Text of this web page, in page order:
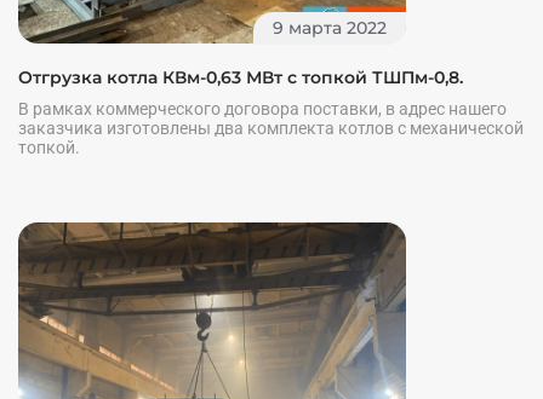
9 марта 2022
Отгрузка котла КВм-0,63 МВт с топкой ТШПм-0,8.
В рамках коммерческого договора поставки, в адрес нашего
заказчика изготовлены два комплекта котлов с механической
топкой.